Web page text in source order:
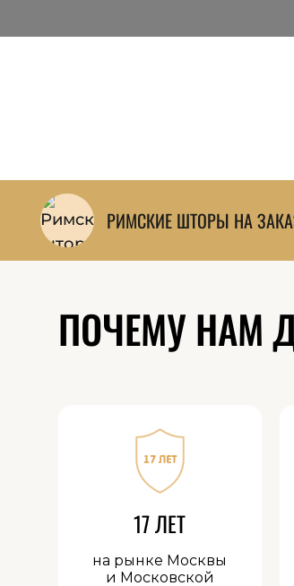
РИМСКИЕ ШТОРЫ НА
ПОЧЕМУ НАМ
17 ЛЕТ
на рынке Москвы
и Московской